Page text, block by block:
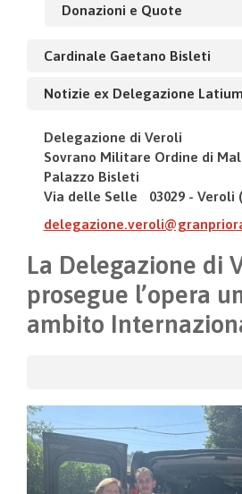
Donazioni e Quote
Cardinale Gaetano Bisleti
Notizie ex Delegazione
Delegazione di Veroli
Sovrano Militare Ordine di
Palazzo Bisleti
Via delle Selle 03029 - Veroli
La Delegazione di
prosegue l’opera
ambito